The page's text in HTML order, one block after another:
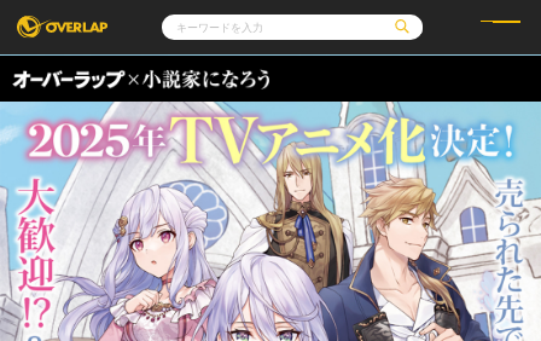
コミック
コミックガルド
コミッククリエ
LiQulle
ラブパルフェ
ライトノベル
文庫
ノベルス
ノベルスf
ロサージュノベルス
その他
コミックエッセイ
ポケットモンスター
アニメ
ゲーム
通販・NEWS
OVERLAP STORE
オーバーラップ広報室
企業
会社概要
採用情報
アクセス
オーバーラップホールディングス
お問い合わせはこちら
オーバーラップ文庫